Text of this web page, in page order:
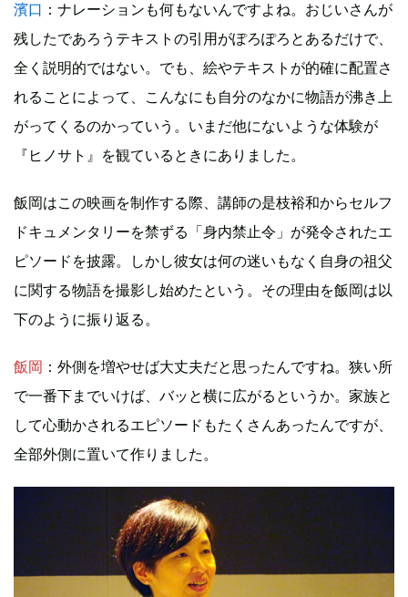
濱口 ：ナレーションも何もないんですよね。おじいさんが
残したであろうテキストの引用がぽろぽろとあるだけで、
全く説明的ではない。でも、絵やテキストが的確に配置さ
れることによって、こんなにも自分のなかに物語が沸き上
がってくるのかっていう。いまだ他にないような体験が
『ヒノサト』を観ているときにありました。
飯岡はこの映画を制作する際、講師の是枝裕和からセルフ
ドキュメンタリーを禁ずる「身内禁止令」が発令されたエ
ピソードを披露。しかし彼女は何の迷いもなく自身の祖父
に関する物語を撮影し始めたという。その理由を飯岡は以
下のように振り返る。
飯岡 ：外側を増やせば大丈夫だと思ったんですね。狭い所
で一番下までいけば、バッと横に広がるというか。家族と
して心動かされるエピソードもたくさんあったんですが、
全部外側に置いて作りました。